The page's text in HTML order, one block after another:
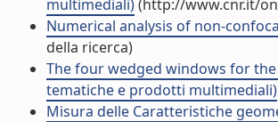
multimediali)(http://www.cnr.it/
Numerical analysis of non-
della ricerca)
The four wedged windows for
tematiche e prodotti multimediali)
Misura delle Caratteristiche